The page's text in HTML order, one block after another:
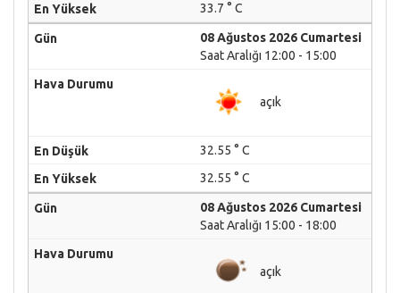
33.7 ° C
08 Ağustos 2026 Cumartesi
Saat Aralığı 12:00 - 15:00
açık
32.55 ° C
32.55 ° C
08 Ağustos 2026 Cumartesi
Saat Aralığı 15:00 - 18:00
açık